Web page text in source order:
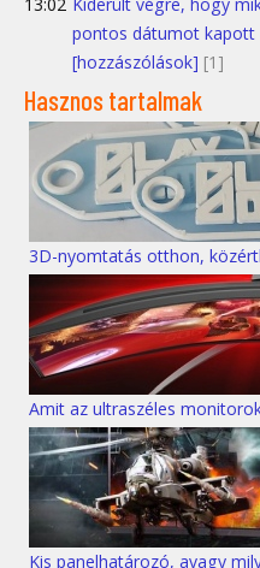
pontos dátumot kapott
[hozzászólások] [1]
Hasznos tartalmak
3D-nyomtatás otthon,
Amit az ultraszéles
Kis panelhatározó, avagy